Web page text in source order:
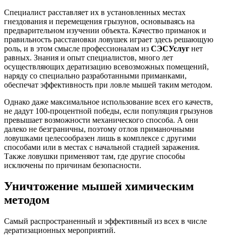
Специалист расставляет их в установленных местах
гнездования и перемещения грызунов, основываясь на
предварительном изучении объекта. Качество приманок и
правильность расстановки ловушек играет здесь решающую
роль, и в этом смысле профессионалам из СЭСУслуг нет
равных. Знания и опыт специалистов, много лет
осуществляющих дератизацию всевозможных помещений,
наряду со специально разработанными приманками,
обеспечат эффективность при ловле мышей таким методом.
Однако даже максимальное использование всех его качеств,
не дадут 100-процентной победы, если популяция грызунов
превышает возможности механического способа. А они
далеко не безграничны, поэтому отлов приманочными
ловушками целесообразен лишь в комплексе с другими
способами или в местах с начальной стадией заражения.
Также ловушки применяют там, где другие способы
исключены по причинам безопасности.
Уничтожение мышей химическим
методом
Самый распространенный и эффективный из всех в числе
дератизационных мероприятий.